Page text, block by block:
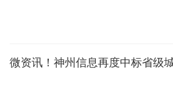
微资讯！神州信息再度中标省级